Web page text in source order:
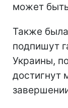
может
Также
подпишут
Украины,
достигнут